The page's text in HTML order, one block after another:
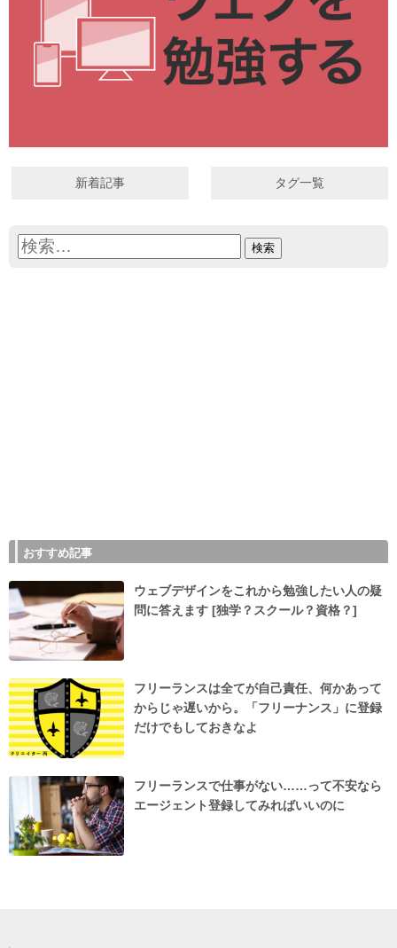
新着記事 タグ一覧
検
索:
おすすめ記事
ウェブデザインをこれから勉強したい人の疑
問に答えます [独学？スクール？資格？]
フリーランスは全てが自己責任、何かあって
からじゃ遅いから。「フリーナンス」に登録
だけでもしておきなよ
フリーランスで仕事がない……って不安なら
エージェント登録してみればいいのに